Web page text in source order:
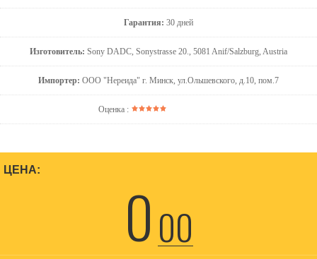
Гарантия: 30 дней
Изготовитель: Sony DADC, Sonystrasse 20., 5081 Anif/Salzburg, Austria
Импортер: ООО "Нереида" г. Минск, ул.Ольшевского, д.10, пом.7
Оценка :
ЦЕНА:
000